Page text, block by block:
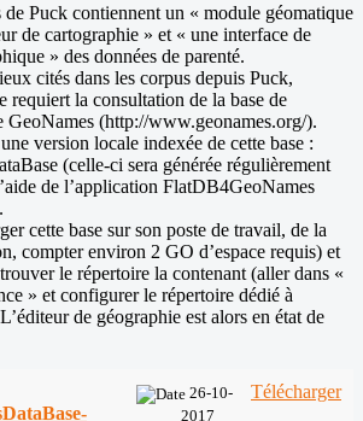
de Puck contiennent un « module géomatique
de cartographie » et « une interface de
» des données de parenté.
cités dans les corpus depuis Puck,
requiert la consultation de la base de
GeoNames (http://www.geonames.org/).
version locale indexée de cette base :
(celle-ci sera générée régulièrement
de l’application FlatDB4GeoNames
cette base sur son poste de travail, de la
compter environ 2 GO d’espace requis) et
le répertoire la contenant (aller dans «
» et configurer le répertoire dédié à
de géographie est alors en état de
26-10-
2017
Télécharger